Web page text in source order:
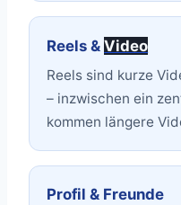
Reels &Video
Reels sind kurze
– inzwischen ein
kommen längere
Profil & Freunde